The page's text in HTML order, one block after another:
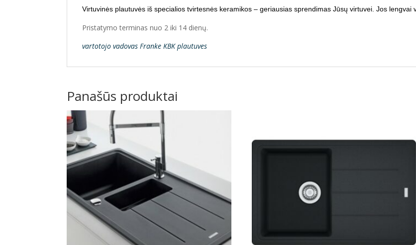
Virtuvinės plautuvės iš specialios tvirtesnės keramikos – geriausias sprendimas Jūsų virtuvei. Jos lengvai
Pristatymo terminas nuo 2 iki 14 dienų.
vartotojo vadovas Franke KBK plautuves
Panašūs produktai